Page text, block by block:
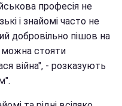
професія не
і знайомі часто не
добровільно пішов на
можна стояти
війна", - розказують